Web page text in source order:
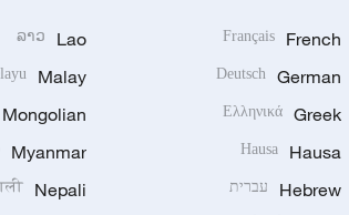
French
Français
German
Deutsch
Greek
Ελληνικά
Hausa
Hausa
Hebrew עברית
Lao
ລາວ
Malay
Mongolian
Myanmar
Nepali